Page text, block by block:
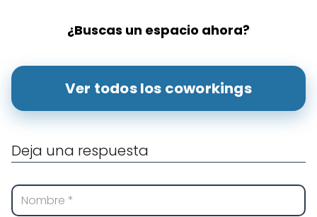
¿Buscas un espacio ahora?
Ver todos los coworkings
Deja una respuesta